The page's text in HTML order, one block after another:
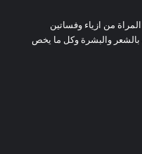
من ازياء وفساتين
بالشعر والبشرة وكل ما يخص